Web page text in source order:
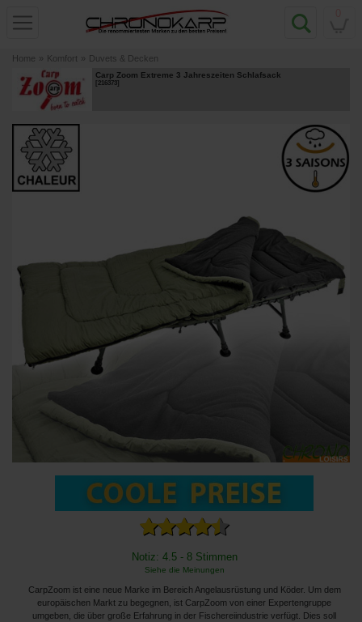
Home » Komfort » Duvets & Decken
Carp Zoom Extreme 3 Jahreszeiten Schlafsack
[216373]
Notiz: 4.5 - 8 Stimmen
Siehe die Meinungen
CarpZoom ist eine neue Marke im Bereich Angelausrüstung und Köder. Um dem
europäischen Markt zu begegnen, ist CarpZoom von einer Expertengruppe
umgeben, die über große Erfahrung in der Fischereiindustrie verfügt. Dies soll